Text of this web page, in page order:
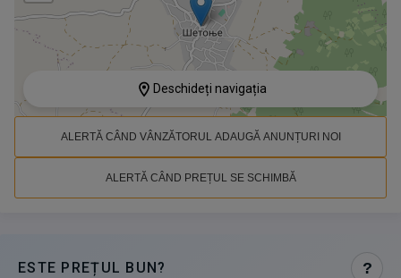
Deschideți navigația
ALERTĂ CÂND VÂNZĂTORUL ADAUGĂ ANUNȚURI NOI
ALERTĂ CÂND PREȚUL SE SCHIMBĂ
ESTE PREȚUL BUN? ?